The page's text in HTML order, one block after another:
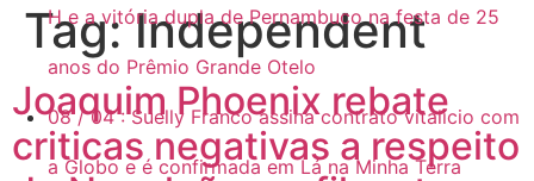
H e a vitória dupla de Pernambuco na festa de 25
anos do Prêmio Grande Otelo
08 / 04 : Suelly Franco assina contrato vitalício com
a Globo e é confirmada em Lá na Minha Terra
Tag:Independent
Joaquim Phoenix rebate
criticas negativas a respeito